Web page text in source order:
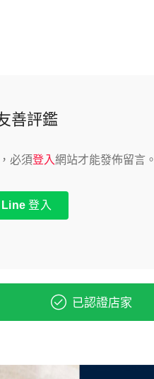
善評鑑
必須登入網站才能發佈留言。
Line 登入
已認證店家